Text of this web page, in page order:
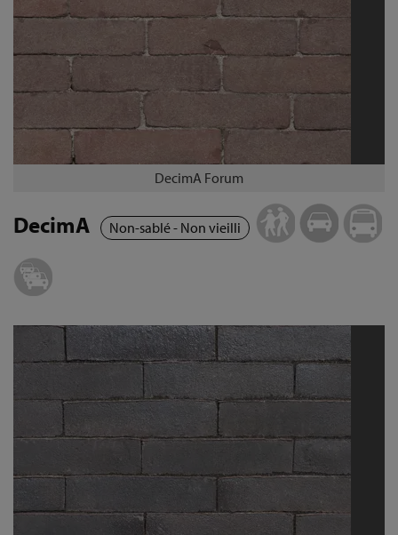
DecimA Forum
DecimA Non-sablé - Non vieilli